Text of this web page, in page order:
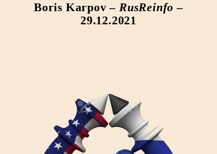
Boris Karpov – RusReinfo –
29.12.2021